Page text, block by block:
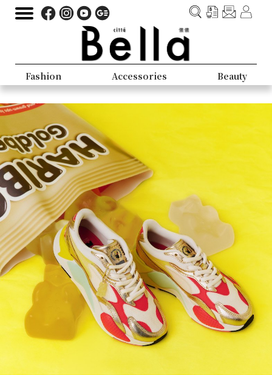
Fashion Accessories Beauty